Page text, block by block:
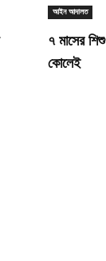
আইন আদালত
৭ মাসের
কোলেই